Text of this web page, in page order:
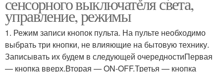
управление, режимы
1. Режим записи кнопок пульта. На пульте необходимо
выбрать три кнопки, не влияющие на бытовую технику.
Записывать их будем в следующей очередностиПервая
— кнопка вверх.Вторая — ON-OFF.Третья — кнопка